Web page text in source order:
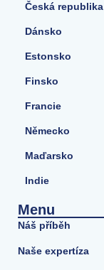
Česká republika
Dánsko
Estonsko
Finsko
Francie
Německo
Maďarsko
Indie
Menu
Náš příběh
Naše expertíza